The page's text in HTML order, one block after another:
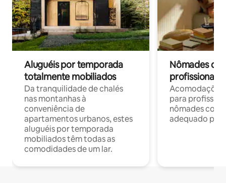
Aluguéis por temporada
totalmente mobiliados
Da tranquilidade de chalés
nas montanhas à
conveniência de
apartamentos urbanos, estes
aluguéis por temporada
mobiliados têm todas as
comodidades de um lar.
Nômades
profissionais
para
nômades com
adequado